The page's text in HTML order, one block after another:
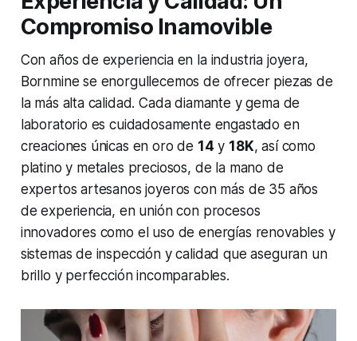
Compromiso Inamovible
Con años de experiencia en la industria joyera,
Bornmine se enorgullecemos de ofrecer piezas de
la más alta calidad. Cada diamante y gema de
laboratorio es cuidadosamente engastado en
creaciones únicas en oro de 14 y 18K, así como
platino y metales preciosos, de la mano de
expertos artesanos joyeros con más de 35 años
de experiencia, en unión con procesos
innovadores como el uso de energías renovables y
sistemas de inspección y calidad que aseguran un
brillo y perfección incomparables.